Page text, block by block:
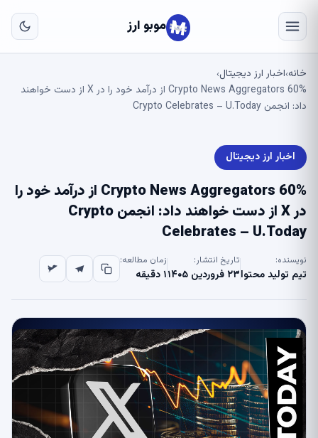
موبو ارز
خانه›اخبار ارز دیجیتال›
Crypto News Aggregators 60% از درآمد خود را در X از دست خواهند
داد: انجمن Crypto Celebrates – U.Today
اخبار ارز دیجیتال
Crypto News Aggregators 60% از درآمد خود را
در X از دست خواهند داد: انجمن Crypto
Celebrates – U.Today
نویسنده:
تیم تولید محتوا
تاریخ انتشار:
۲۳ فروردین ۱۴۰۵
زمان مطالعه:
۱ دقیقه